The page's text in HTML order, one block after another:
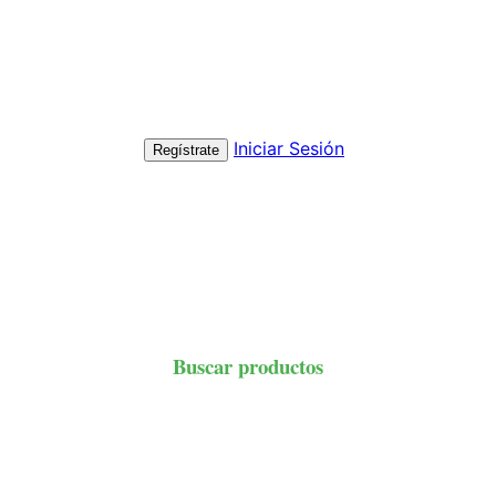
Regístrate Iniciar Sesión
Buscar productos